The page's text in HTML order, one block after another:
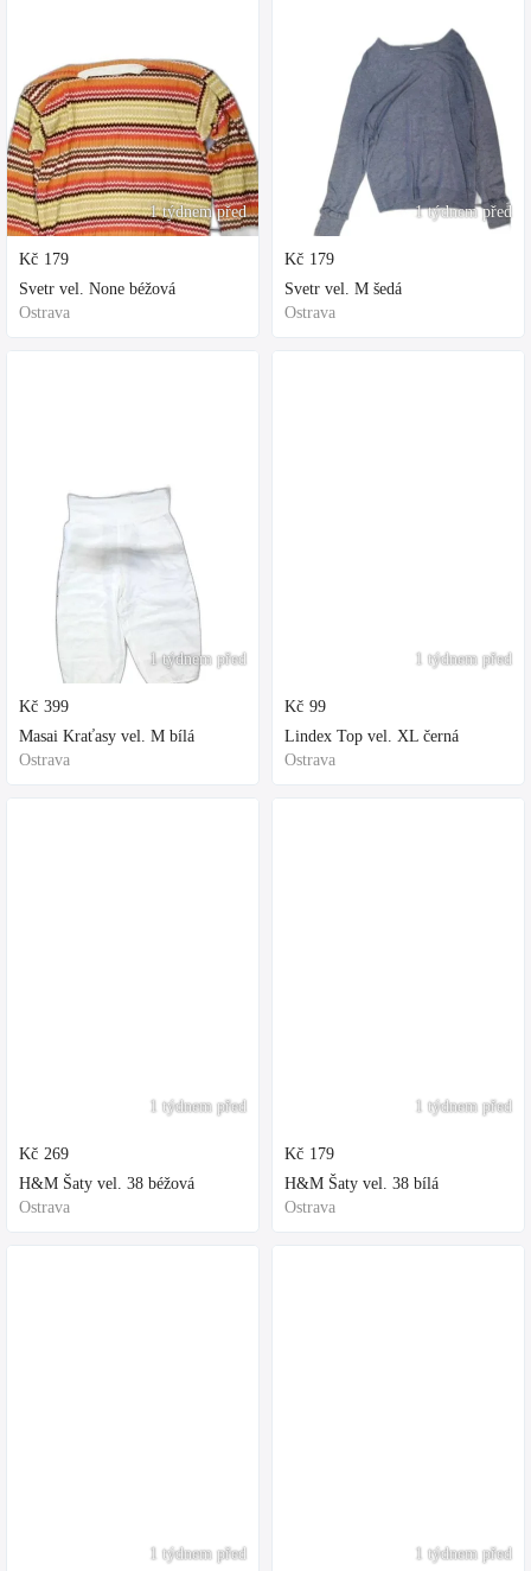
1 týdnem před
Kč 179
Svetr vel. None béžová
Ostrava
1 týdnem před
Kč 399
Masai Kraťasy vel. M bílá
Ostrava
1 týdnem před
Kč 269
H&M Šaty vel. 38 béžová
Ostrava
1 týdnem před
1 týdnem před
Kč 179
Svetr vel. M šedá
Ostrava
1 týdnem před
Kč 99
Lindex Top vel. XL černá
Ostrava
1 týdnem před
Kč 179
H&M Šaty vel. 38 bílá
Ostrava
1 týdnem před